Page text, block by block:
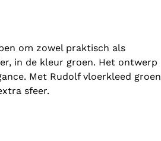
om zowel praktisch als
in de kleur groen. Het ontwerp
Met Rudolf vloerkleed groen
sfeer.